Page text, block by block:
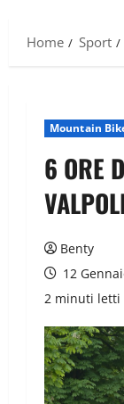
Home
Sport
Mountain
6 ORE
Benty
12
2 minuti letti